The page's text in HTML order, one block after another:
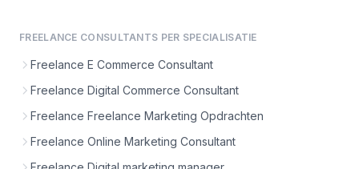
FREELANCE CONSULTANTS PER SPECIALISATIE
Freelance E Commerce Consultant
Freelance Digital Commerce Consultant
Freelance Freelance Marketing Opdrachten
Freelance Online Marketing Consultant